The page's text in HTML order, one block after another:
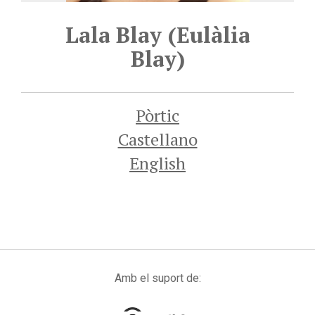
Lala Blay (Eulàlia
Blay)
Pòrtic
Castellano
English
Amb el suport de: